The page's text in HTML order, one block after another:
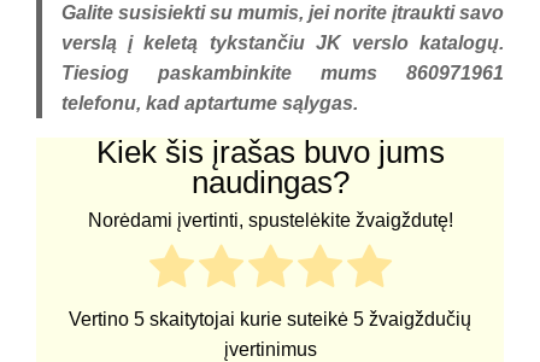
Galite susisiekti su mumis, jei norite įtraukti savo
verslą į keletą tykstančiu JK verslo katalogų.
Tiesiog paskambinkite mums 860971961
telefonu, kad aptartume sąlygas.
Kiek šis įrašas buvo jums
naudingas?
Norėdami įvertinti, spustelėkite žvaigždutę!
Vertino 5 skaitytojai kurie suteikė 5 žvaigždučių
įvertinimus